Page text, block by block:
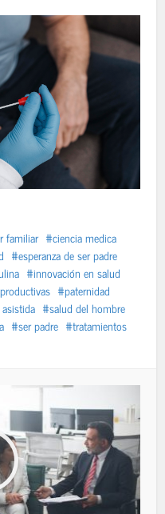
familiar
ciencia medica
esperanza de ser padre
innovación en salud
paternidad
salud del hombre
ser padre
tratamientos